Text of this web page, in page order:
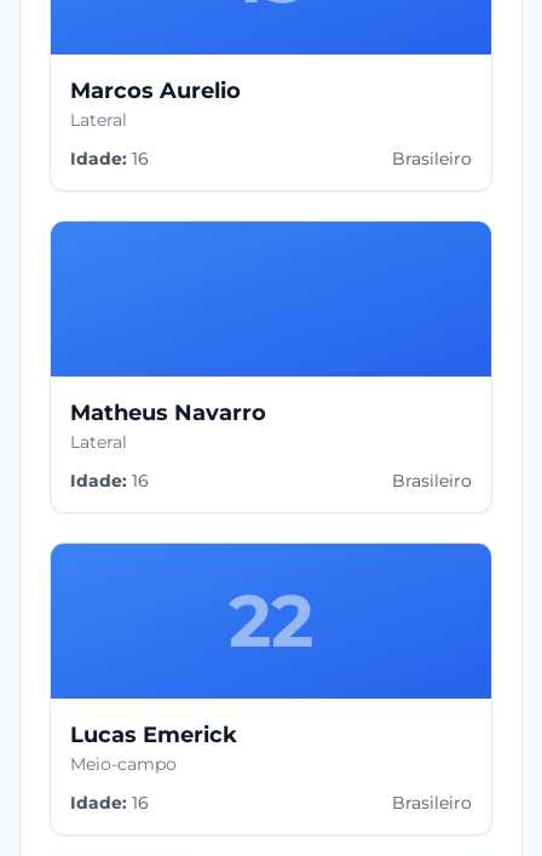
Marcos Aurelio
Lateral
Idade: 16 Brasileiro
Matheus Navarro
Lateral
Idade: 16 Brasileiro
22
Lucas Emerick
Meio-campo
Idade: 16 Brasileiro